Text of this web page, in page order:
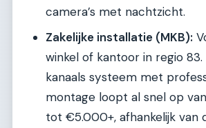
camera’s met nachtzicht.
Zakelijke installatie (MKB):
winkel of kantoor in regio
kanaals systeem met
montage loopt al snel op
tot €5.000+, afhankelijk van